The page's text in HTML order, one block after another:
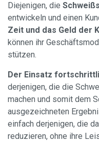
Diejenigen, die
entwickeln und einen
Zeit und das Geld der
können ihr
stützen.
Der Einsatz
derjenigen, die die
machen und somit dem
ausgezeichneten
einfach derjenigen, die
reduzieren, ohne ihre